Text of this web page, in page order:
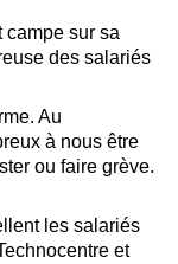
campe sur sa
des salariés
Au
à nous être
ou faire grève.
les salariés
et